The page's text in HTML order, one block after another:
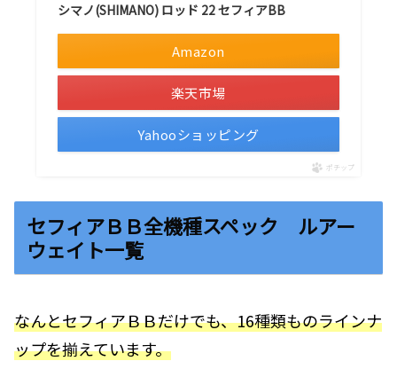
シマノ(SHIMANO) ロッド 22 セフィアBB
Amazon
楽天市場
Yahooショッピング
ポチップ
セフィアＢＢ全機種スペック ルアー
ウェイト一覧
なんとセフィアＢＢだけでも、16種類ものラインナ
ップを揃えています。